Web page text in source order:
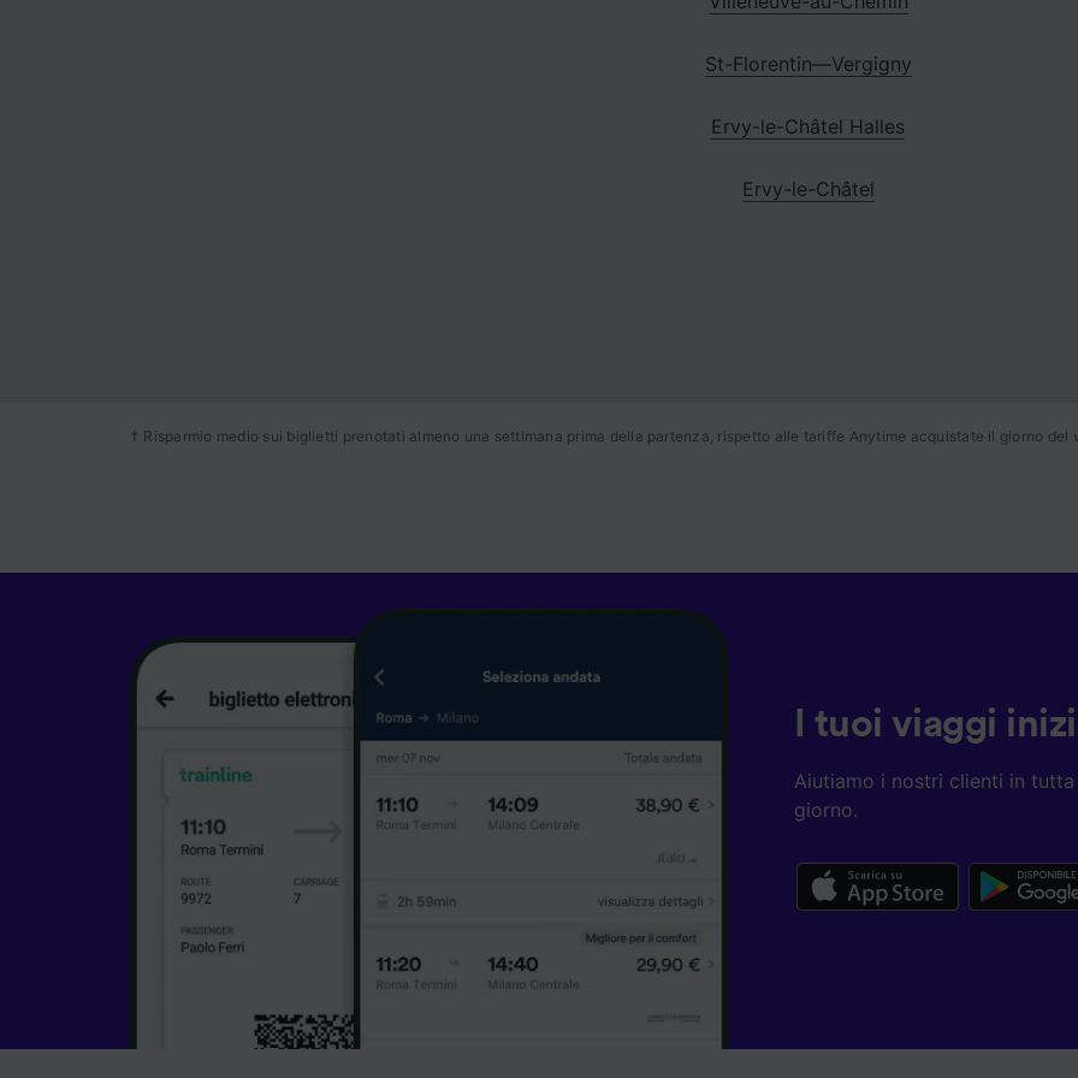
St-Florentin—Vergigny
Ervy-le-Châtel Halles
Ervy-le-Châtel
† Risparmio medio sui biglietti prenotati almeno una settimana prima della partenza, rispetto alle tariffe Anytime acquistate il giorno
I tuoi viaggi
Aiutiamo i nostri clienti in
giorno.